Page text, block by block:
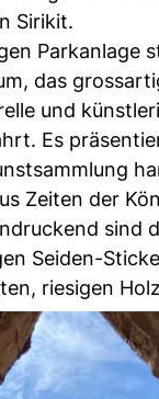
Sirikit.
Parkanlage
das
und
Es
Zeiten der
sind
Seiden-
riesigen